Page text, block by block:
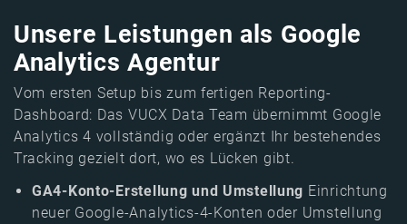
Unsere Leistungen als Google
Analytics Agentur
Vom ersten Setup bis zum fertigen Reporting-
Dashboard: Das VUCX Data Team übernimmt Google
Analytics 4 vollständig oder ergänzt Ihr bestehendes
Tracking gezielt dort, wo es Lücken gibt.
GA4-Konto-Erstellung und Umstellung Einrichtung
neuer Google-Analytics-4-Konten oder Umstellung